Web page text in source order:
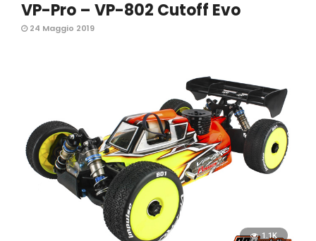
VP-Pro – VP-802 Cutoff Evo
24 Maggio 2019
1.1K